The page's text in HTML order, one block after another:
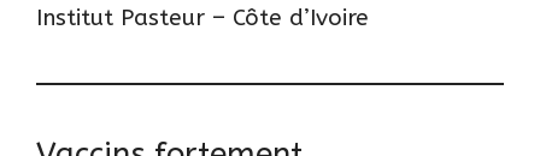
Institut Pasteur – Côte d’Ivoire